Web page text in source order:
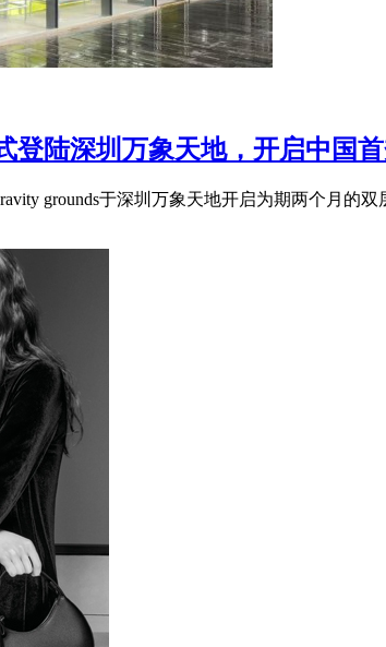
登陆深圳万象天地，开启中国
grounds于深圳万象天地开启为期两个月的